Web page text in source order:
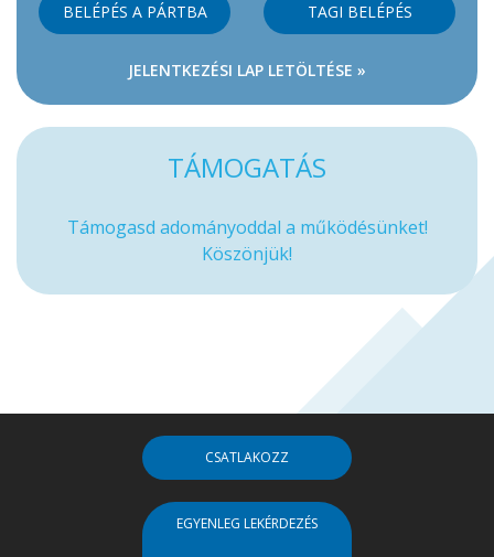
BELÉPÉS A PÁRTBA TAGI BELÉPÉS
JELENTKEZÉSI LAP LETÖLTÉSE »
TÁMOGATÁS
Támogasd adományoddal a működésünket!
Köszönjük!
CSATLAKOZZ
EGYENLEG LEKÉRDEZÉS